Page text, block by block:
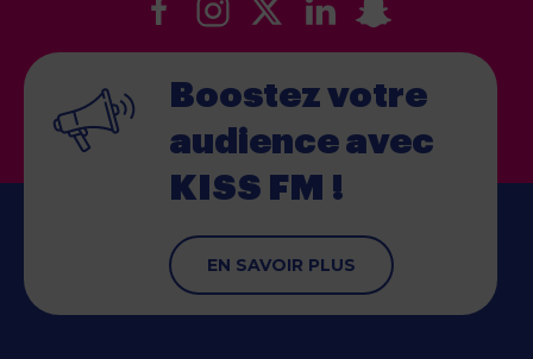
Boostez votre
audience avec
KISS FM !
EN SAVOIR PLUS